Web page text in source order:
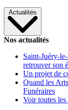
Actualités
Nos actualités
Saint-Juéry-
retrouver son
Un projet de
Quand les
Funéraires
Voir toutes les